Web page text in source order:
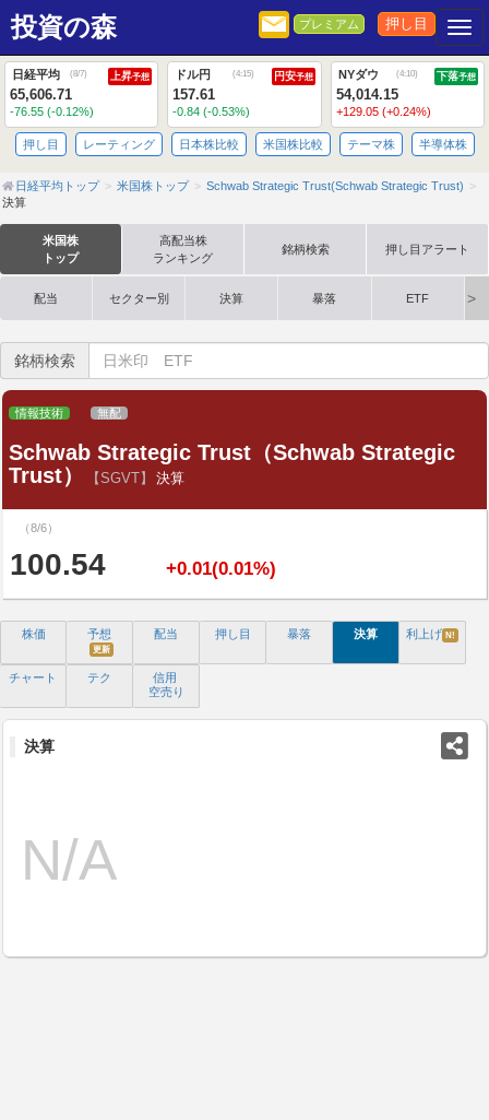
投資の森 プレミアム 押し目
日経平均 (8/7) 上昇予想
65,606.71
-76.55 (-0.12%)
ドル円 (4:15) 円安予想
157.61
-0.84 (-0.53%)
NYダウ (4:10) 下落予想
54,014.15
+129.05 (+0.24%)
押し目 レーティング 日本株比較 米国株比較 テーマ株 半導体株
日経平均トップ 米国株トップ
Schwab Strategic Trust(Schwab Strategic Trust)
決算
米国株
トップ
高配当株
ランキング
銘柄検索 押し目アラート
配当 セクター別 決算 暴落 ETF
銘柄検索
情報技術 無配
Schwab Strategic Trust（Schwab Strategic
Trust）
【SGVT】 決算
（8/6）
100.54 +0.01(0.01%)
株価 予想
更新
配当 押し目 暴落 決算 利上げ N!
チャート テク
信用
空売り
決算